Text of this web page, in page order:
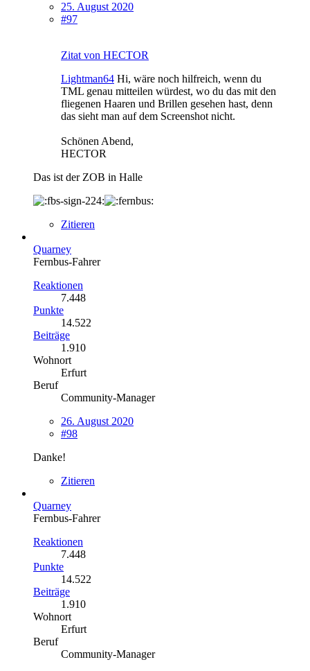
25. August 2020
#97
Zitat von HECTOR
Lightman64 Hi, wäre noch hilfreich, wenn du
TML genau mitteilen würdest, wo du das mit den
fliegenen Haaren und Brillen gesehen hast, denn
das sieht man auf dem Screenshot nicht.
Schönen Abend,
HECTOR
Das ist der ZOB in Halle
Zitieren
Quarney
Fernbus-Fahrer
Reaktionen
7.448
Punkte
14.522
Beiträge
1.910
Wohnort
Erfurt
Beruf
Community-Manager
26. August 2020
#98
Danke!
Zitieren
Quarney
Fernbus-Fahrer
Reaktionen
7.448
Punkte
14.522
Beiträge
1.910
Wohnort
Erfurt
Beruf
Community-Manager